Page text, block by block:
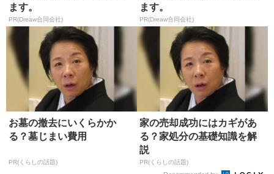
ます。
PR(Dreaw合同会社)
ます。
PR(Dreaw合同会社)
お墓の撤去にいくらかか
る？墓じまい費用
PR(くらしの話題)
家の売却成功にはカギがあ
る？家処分の基礎知識を解
説
PR(くらしの話題)